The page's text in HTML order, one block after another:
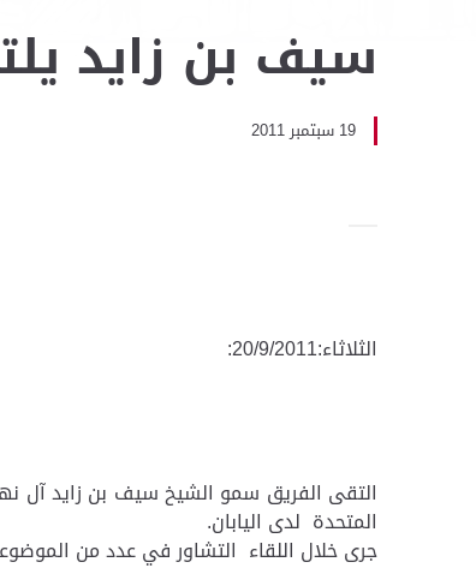
سيف بن زايد
19 سبتمبر 2011
الثلاثاء:20/9/2011:
التقى الفريق سمو الشيخ سيف بن زايد آل
المتحدة لدى اليابان.
جرى خلال اللقاء التشاور في عدد من